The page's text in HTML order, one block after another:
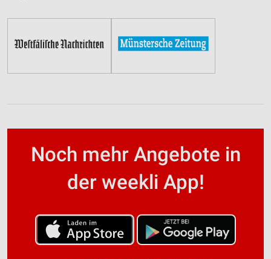
Noch mehr Angebote in
der weekli App!